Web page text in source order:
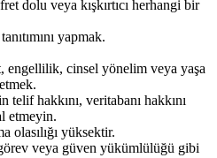
dolu veya kışkırtıcı herhangi bir
yapmak.
engellilik, cinsel yönelim veya yaşa
hakkını, veritabanı hakkını
etmeyin.
olasılığı yüksektir.
veya güven yükümlülüğü gibi